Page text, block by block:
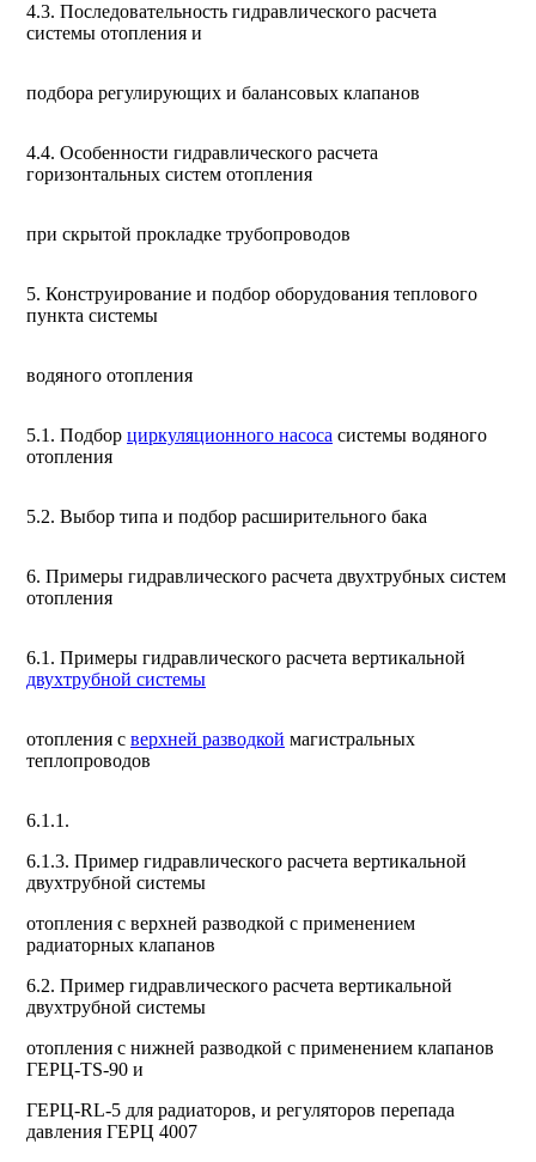
4.3. Последовательность гидравлического расчета
системы отопления и
подбора регулирующих и балансовых клапанов
4.4. Особенности гидравлического расчета
горизонтальных систем отопления
при скрытой прокладке трубопроводов
5. Конструирование и подбор оборудования теплового
пункта системы
водяного отопления
5.1. Подбор циркуляционного насоса системы водяного
отопления
5.2. Выбор типа и подбор расширительного бака
6. Примеры гидравлического расчета двухтрубных систем
отопления
6.1. Примеры гидравлического расчета вертикальной
двухтрубной системы
отопления с верхней разводкой магистральных
теплопроводов
6.1.1.
6.1.3. Пример гидравлического расчета вертикальной
двухтрубной системы
отопления с верхней разводкой с применением
радиаторных клапанов
6.2. Пример гидравлического расчета вертикальной
двухтрубной системы
отопления с нижней разводкой с применением клапанов
ГЕРЦ-TS-90 и
ГЕРЦ-RL-5 для радиаторов, и регуляторов перепада
давления ГЕРЦ 4007